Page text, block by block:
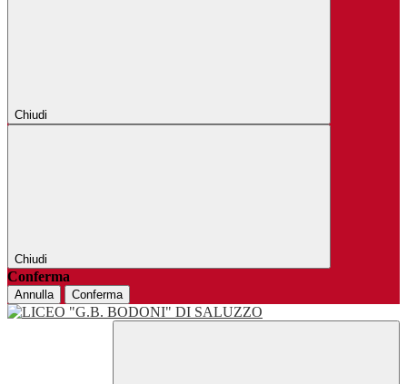
Chiudi
Chiudi
Conferma
Annulla Conferma